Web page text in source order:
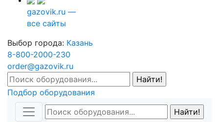
gazovik.ru —
все сайты
Выбор города: Казань
8-800-2000-230
order@gazovik.ru
Подбор оборудования